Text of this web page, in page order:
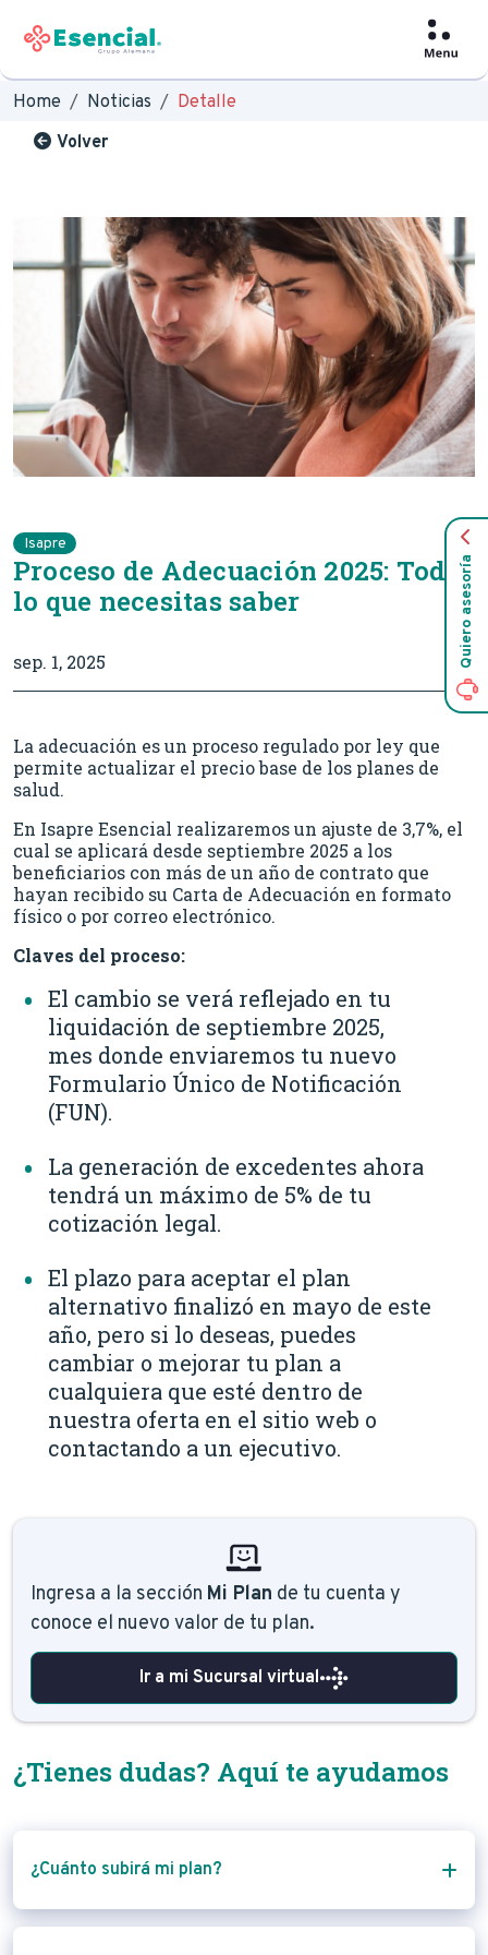
Quiero asesoría
Home Noticias
Detalle
Volver
Isapre
Proceso de Adecuación 2025: Todo
lo que necesitas saber
sep. 1, 2025
La adecuación es un proceso regulado por ley que
permite actualizar el precio base de los planes de
salud.
En Isapre Esencial realizaremos un ajuste de 3,7%, el
cual se aplicará desde septiembre 2025 a los
beneficiarios con más de un año de contrato que
hayan recibido su Carta de Adecuación en formato
físico o por correo electrónico.
Claves del proceso:
El cambio se verá reflejado en tu
liquidación de septiembre 2025,
mes donde enviaremos tu nuevo
Formulario Único de Notificación
(FUN).
La generación de excedentes ahora
tendrá un máximo de 5% de tu
cotización legal.
El plazo para aceptar el plan
alternativo finalizó en mayo de este
año, pero si lo deseas, puedes
cambiar o mejorar tu plan a
cualquiera que esté dentro de
nuestra oferta en el sitio web o
contactando a un ejecutivo.
Ingresa a la sección Mi Plan de tu cuenta y
conoce el nuevo valor de tu plan.
Ir a mi Sucursal virtual
¿Tienes dudas? Aquí te ayudamos
¿Cuánto subirá mi plan?